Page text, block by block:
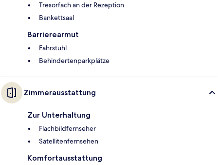
Tresorfach an der Rezeption
Bankettsaal
Barrierearmut
Fahrstuhl
Behindertenparkplätze
Zimmerausstattung
Zur Unterhaltung
Flachbildfernseher
Satellitenfernsehen
Komfortausstattung